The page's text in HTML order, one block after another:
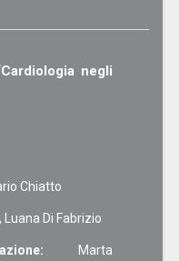
negli
Chiatto
Di Fabrizio
Marta